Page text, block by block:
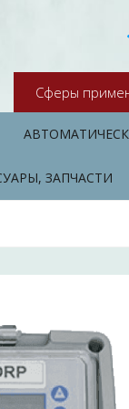
Сферы
ЗАПЧАСТИ